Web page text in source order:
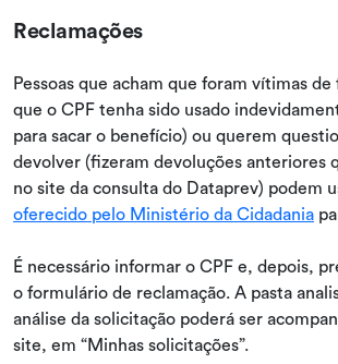
Reclamações
Pessoas que acham que foram vítimas
que o CPF tenha sido usado
para sacar o benefício) ou querem
devolver (fizeram devoluções anteriores
no site da consulta do Dataprev) podem
oferecido pelo Ministério da Cidadania
É necessário informar o CPF e, depois,
o formulário de reclamação. A pasta
análise da solicitação poderá ser
site, em “Minhas solicitações”.